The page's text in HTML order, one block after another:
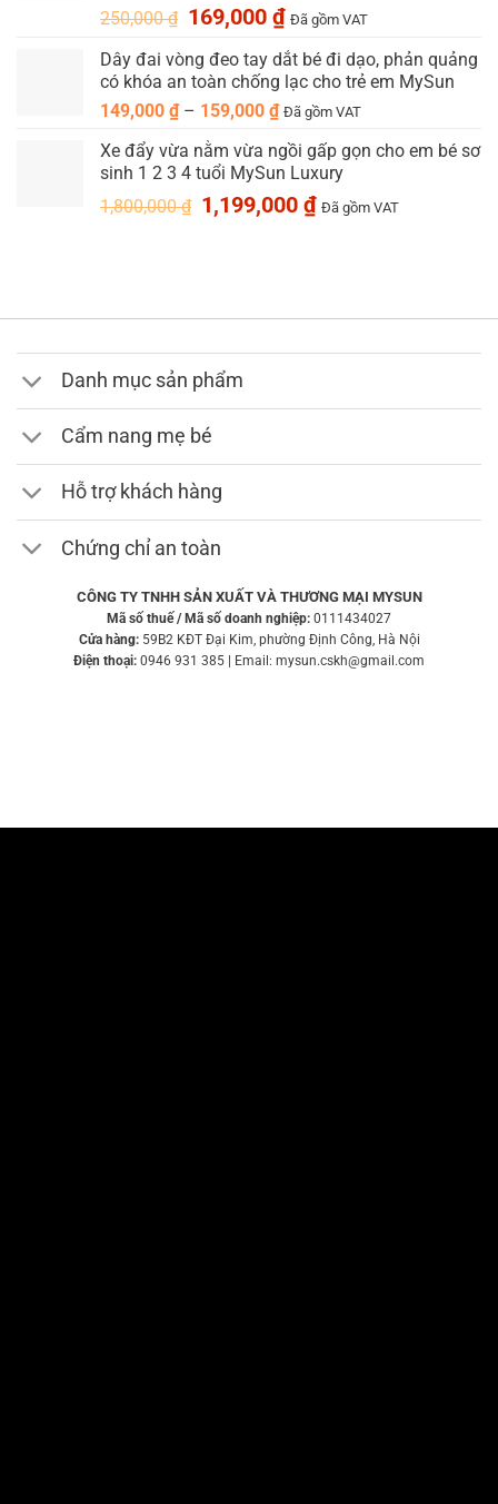
199,000 ₫
250,000₫ Giá
là:
250,000 ₫.
169,000 ₫Giá
hiện
tại
là:
169,000 ₫.
Đã gồm VAT
Dây đai vòng đeo tay dắt bé đi dạo, phản quảng
có khóa an toàn chống lạc cho trẻ em MySun
149,000 ₫ – 159,000 ₫Khoảng
từ
149,000 ₫
đến
Đã gồm VAT
Xe đẩy vừa nằm vừa ngồi gấp gọn cho em bé sơ
sinh 1 2 3 4 tuổi MySun Luxury
1,800,000₫ Giá
gốc
1,199,000 ₫Giá
hiện
Đã gồm VAT
Danh mục sản phẩm
Cẩm nang mẹ bé
Hỗ trợ khách hàng
Chứng chỉ an toàn
CÔNG TY TNHH SẢN XUẤT VÀ THƯƠNG MẠI MYSUN
Mã số thuế / Mã số doanh nghiệp: 0111434027
Cửa hàng:59B2 KĐT Đại Kim, phường Định Công, Hà Nội
Điện thoại: 0946 931 385 | Email: mysun.cskh@gmail.com